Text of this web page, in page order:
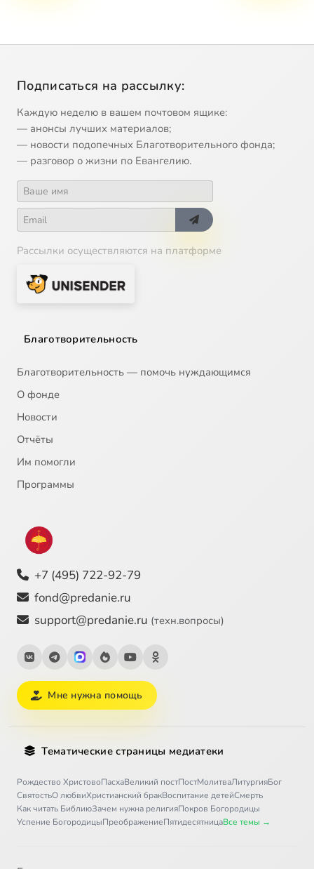
Подписаться на рассылку:
Каждую неделю в вашем почтовом ящике:
— анонсы лучших материалов;
— новости подопечных Благотворительного фонда;
— разговор о жизни по Евангелию.
Рассылки осуществляются на платформе
Благотворительность
Благотворительность — помочь нуждающимся
О фонде
Новости
Отчёты
Им помогли
Программы
+7 (495) 722-92-79
fond@predanie.ru
support@predanie.ru (техн.вопросы)
Мне нужна помощь
Тематические страницы медиатеки
Рождество ХристовоПасхаВеликий постПостМолитваЛитургияБог
СвятостьО любвиХристианский бракВоспитание детейСмерть
Как читать БиблиюЗачем нужна религияПокров Богородицы
Успение БогородицыПреображениеПятидесятницаВсе темы →